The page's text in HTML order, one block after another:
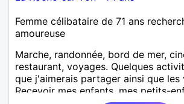
Femme célibataire de 71 ans
amoureuse
Marche, randonnée, bord de mer,
restaurant, voyages. Quelques
que j'aimerais partager ainsi que les
Recevoir mes enfants, mes petits-